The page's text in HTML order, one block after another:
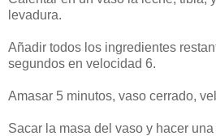
levadura.
Añadir todos los ingredientes
segundos en velocidad 6.
Amasar 5 minutos, vaso cerrado,
Sacar la masa del vaso y hacer